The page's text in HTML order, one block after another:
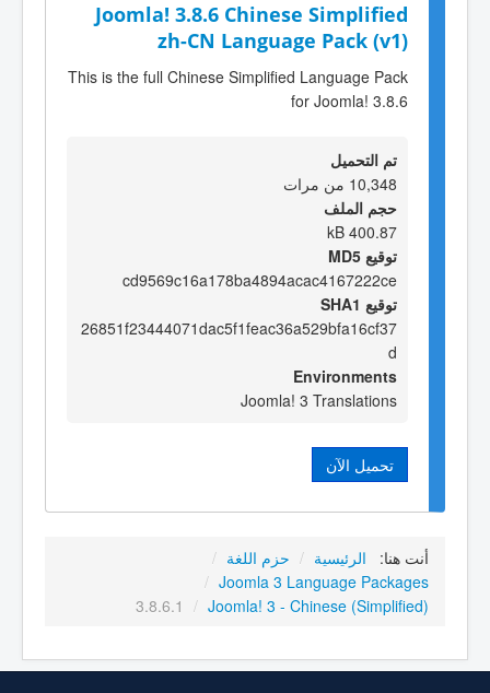
Joomla! 3.8.6 Chinese Simplified
zh-CN Language Pack (v1)
This is the full Chinese Simplified Language Pack
for Joomla! 3.8.6
تم التحميل
10,348 من مرات
حجم الملف
400.87 kB
توقيع MD5
cd9569c16a178ba4894acac4167222ce
توقيع SHA1
26851f23444071dac5f1feac36a529bfa16cf37
d
Environments
Joomla! 3 Translations
تحميل الآن
أنت هنا: الرئيسية / حزم اللغة /
Joomla 3 Language Packages
/
Joomla! 3 - Chinese (Simplified)
/
3.8.6.1